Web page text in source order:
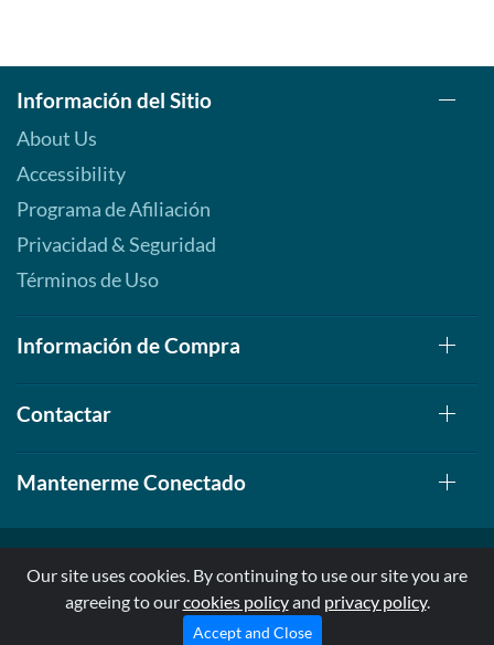
Información del Sitio
About Us
Accessibility
Programa de Afiliación
Privacidad & Seguridad
Términos de Uso
Información de Compra
Contactar
Mantenerme Conectado
© 1999-2026, AllStarHealth.com | All Rights Reserved
* Estas declaraciones no han sido evaluadas por la FDA
Our site uses cookies. By continuing to use our site you are
agreeing to ourcookies policyand privacy policy.
Accept and Close